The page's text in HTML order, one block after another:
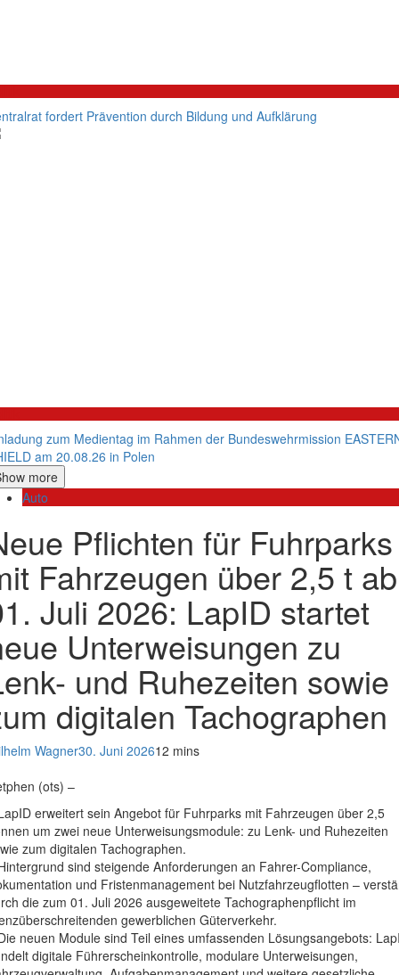
fordert Prävention durch Bildung und Aufklärung
zum Medientag im Rahmen der Bundeswehrmission
am 20.08.26 in Polen
more
Auto
Pflichten für Fuhrparks
Fahrzeugen über 2,5 t ab
Juli 2026: LapID startet
Unterweisungen zu
und Ruhezeiten sowie
digitalen Tachographen
Wagner30. Juni 202612 mins
(ots) –
erweitert sein Angebot für Fuhrparks mit Fahrzeugen über 2,5
um zwei neue Unterweisungsmodule: zu Lenk- und Ruhezeiten
zum digitalen Tachographen.
sind steigende Anforderungen an Fahrer-Compliance,
und Fristenmanagement bei Nutzfahrzeugflotten –
die zum 01. Juli 2026 ausgeweitete Tachographenpflicht im
gewerblichen Güterverkehr.
neuen Module sind Teil eines umfassenden Lösungsangebots:
digitale Führerscheinkontrolle, modulare Unterweisungen,